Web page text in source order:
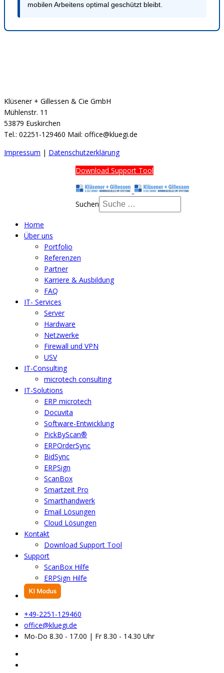
mobilen Arbeitens optimal geschützt bleibt.
Klüsener + Gillessen & Cie GmbH
Mühlenstr. 11
53879 Euskirchen
Tel.: 02251-129460 Mail: office@kluegi.de
Impressum | Datenschutzerklärung
Download Support Tool
Suchen
Home
Über uns
Portfolio
Referenzen
Partner
Karriere & Ausbildung
FAQ
IT- Services
Server
Hardware
Netzwerke
Firewall und VPN
USV
IT-Consulting
microtech consulting
IT-Solutions
ERP microtech
Docuvita
Software-Entwicklung
PickByScan®
ERPOrderSync
BidSync
ERPSign
ScanBox
Smartzeit Pro
Smarthandwerk
Email Lösungen
Cloud Lösungen
Kontakt
Download Support Tool
Support
ScanBox Hilfe
ERPSign Hilfe
+49-2251-129460
office@kluegi.de
Mo-Do 8.30 - 17.00 | Fr 8.30 - 14.30 Uhr